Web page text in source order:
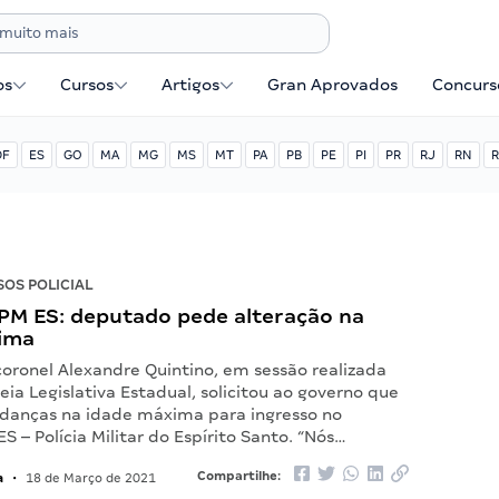
Cursos Artigos Gran Aprovados
ES GO MA MG MS MT PA PB PE PI PR RJ RN
POLICIAL
ES: deputado pede alteração na
Alexandre Quintino, em sessão realizada
Legislativa Estadual, solicitou ao governo que
na idade máxima para ingresso no
– Polícia Militar do Espírito Santo. “Nós…
• 18 de Março de 2021 Compartilhe: